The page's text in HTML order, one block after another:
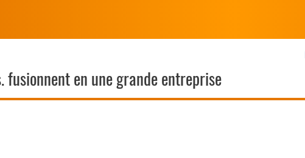
fusionnent en une grande entreprise